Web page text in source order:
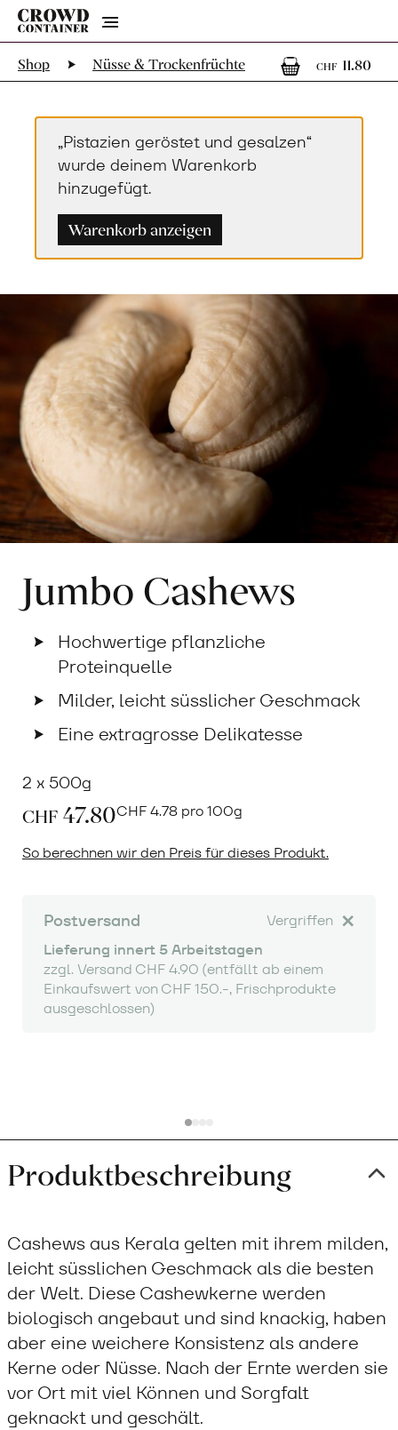
Menu
Shop Nüsse & Trockenfrüchte
CHF 11.801
„Pistazien geröstet und gesalzen“
wurde deinem Warenkorb
hinzugefügt.
Warenkorb anzeigen
Jumbo Cashews
Hochwertige pflanzliche
Proteinquelle
Milder, leicht süsslicher Geschmack
Eine extragrosse Delikatesse
2 x 500g
CHF 47.80CHF4.78 pro 100g
So berechnen wir den Preis für dieses Produkt.
Postversand
Lieferung innert 5 Arbeitstagen
zzgl. Versand CHF 4.90 (entfällt ab einem
Einkaufswert von CHF 150.-, Frischprodukte
ausgeschlossen)
Vergriffen
Produktbeschreibung
Cashews aus Kerala gelten mit ihrem milden,
leicht süsslichen Geschmack als die besten
der Welt. Diese Cashewkerne werden
biologisch angebaut und sind knackig, haben
aber eine weichere Konsistenz als andere
Kerne oder Nüsse. Nach der Ernte werden sie
vor Ort mit viel Können und Sorgfalt
geknackt und geschält.